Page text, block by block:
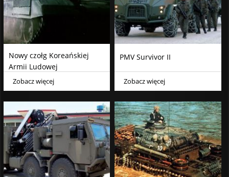
Nowy czołg Koreańskiej
Armii Ludowej
Zobacz więcej
PMV Survivor II
Zobacz więcej